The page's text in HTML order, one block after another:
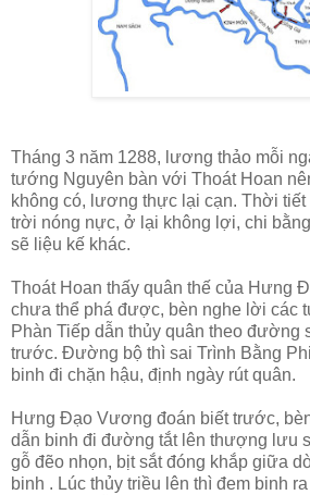
Tháng 3 năm 1288, lương thảo mỗi
tướng Nguyên bàn với Thoát Hoan
không có, lương thực lại cạn. Thời tiết
trời nóng nực, ở lại không lợi, chi
sẽ liệu kế khác.
Thoát Hoan thấy quân thế của Hưng
chưa thể phá được, bèn nghe lời các
Phàn Tiếp dẫn thủy quân theo đường
trước. Đường bộ thì sai Trình Bằng
binh đi chặn hậu, định ngày rút quân.
Hưng Đạo Vương đoán biết trước,
dẫn binh đi đường tắt lên thượng lưu
gỗ đẽo nhọn, bịt sắt đóng khắp giữa
binh . Lúc thủy triều lên thì đem binh